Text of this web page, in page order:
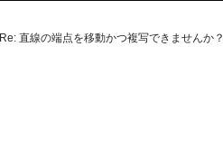
Re: 直線の端点を移動かつ複写できませんか？